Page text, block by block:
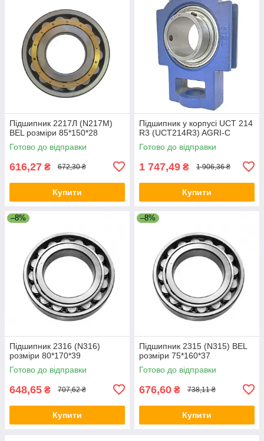
Підшипник 2217Л (N217M)
BEL розміри 85*150*28
Готово до відправки
616,27 ₴ 672,30 ₴
Купити
Підшипник у корпусі UCT 214
R3 (UCT214R3) AGRI-C
Готово до відправки
1 747,49 ₴ 1 906,36 ₴
Купити
–8%
Підшипник 2316 (N316)
розміри 80*170*39
Готово до відправки
648,65 ₴ 707,62 ₴
Купити
–8%
Підшипник 2315 (N315) BEL
розміри 75*160*37
Готово до відправки
676,60 ₴ 738,11 ₴
Купити